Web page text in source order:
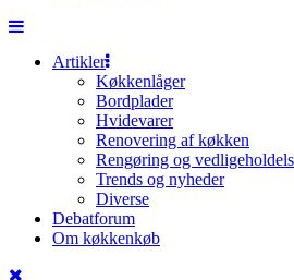
Artikler
Køkkenlåger
Bordplader
Hvidevarer
Renovering af køkken
Rengøring og
Trends og nyheder
Diverse
Debatforum
Om køkkenkøb